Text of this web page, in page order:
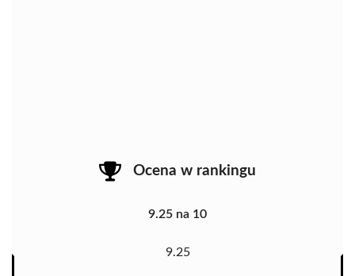
Ocena w rankingu
9.25 na 10
9.25